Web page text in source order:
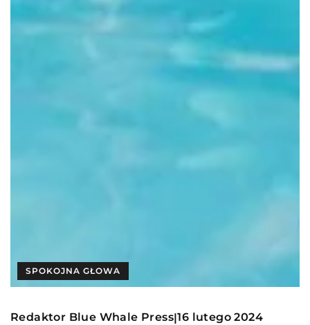
SPOKOJNA GŁOWA
Redaktor Blue Whale Press|16 lutego 2024